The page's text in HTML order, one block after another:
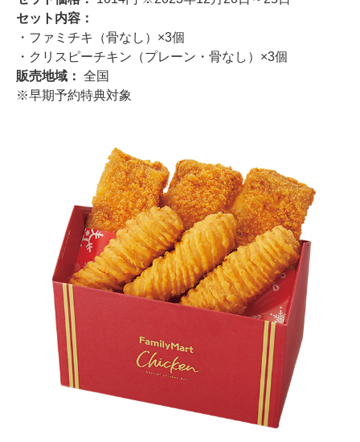
セット内容：
・ファミチキ（骨なし）×3個
・クリスピーチキン（プレーン・骨なし）×3個
販売地域： 全国
※早期予約特典対象